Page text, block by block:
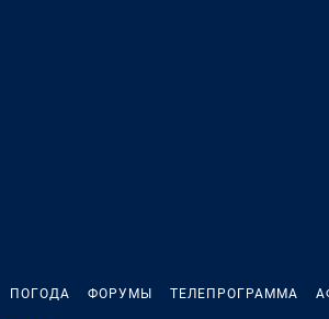
ПОГОДА ФОРУМЫ ТЕЛЕПРОГРАММА